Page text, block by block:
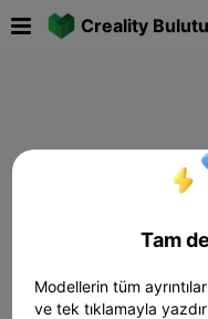
Creality Bulutu
Tam
Modellerin tüm
ve tek tıklamayla